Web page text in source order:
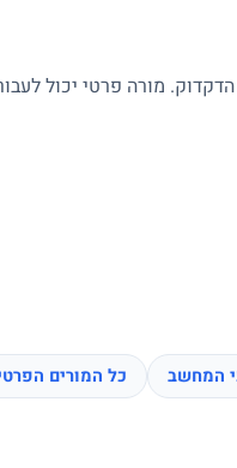
מורה פרטי יכול
המחשב כל המורים